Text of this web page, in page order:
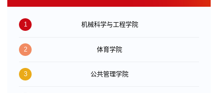
1 机械科学与工程学院
2 体育学院
3 公共管理学院